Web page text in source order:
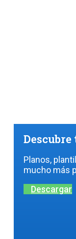
Planos,
mucho más
Descargar